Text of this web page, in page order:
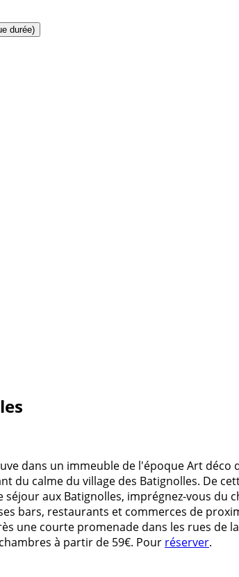
durée)
dans un immeuble de l'époque Art
du calme du village des Batignolles. De
séjour aux Batignolles, imprégnez-vous
bars, restaurants et commerces de
une courte promenade dans les rues de
à partir de 59€. Pour réserver.